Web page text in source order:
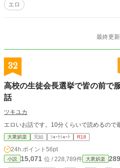
エロ
最終更
32
高校の生徒会長選挙で皆の前で
話
ツキユカ
エロいお話です。10分くらいで読めるので
大衆娯楽 完結 ｼｮｰﾄｼｮｰﾄ R18
24h.ポイント 56pt
小説 15,071 位 / 228,789件 大衆娯楽 289